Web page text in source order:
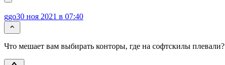
ggo30 ноя 2021 в 07:40
Что мешает вам выбирать конторы, где на софтскилы плевали?